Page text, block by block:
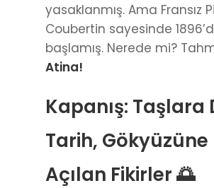
yasaklanmış. Ama Fransız
Coubertin sayesinde
başlamış. Nerede mi?
Atina!
Kapanış: Taşlara
Tarih, Gökyüzüne
Açılan Fikirler 🌅